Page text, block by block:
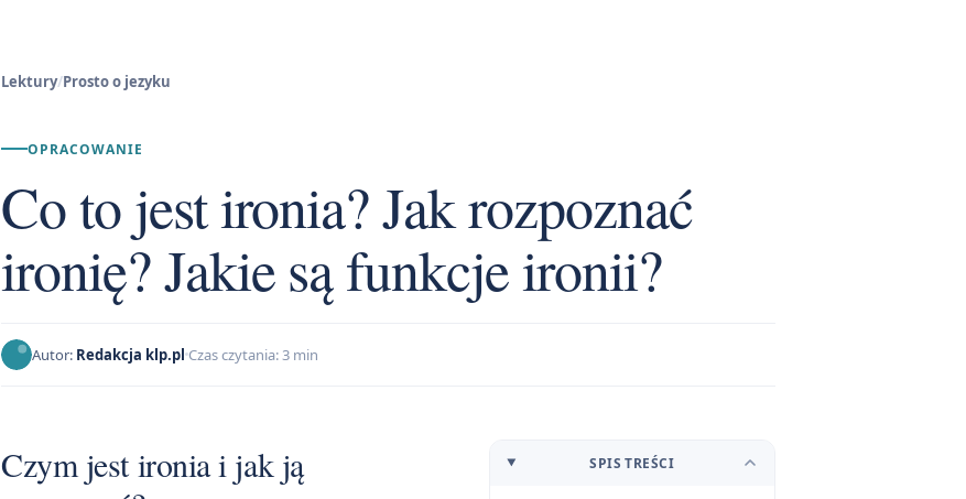
Lektury/Prosto o jezyku
OPRACOWANIE
Co to jest ironia? Jak rozpoznać
ironię? Jakie są funkcje ironii?
Autor: Redakcja klp.pl Czas czytania: 3 min
SPIS TREŚCI
Czym jest ironia i jak ją